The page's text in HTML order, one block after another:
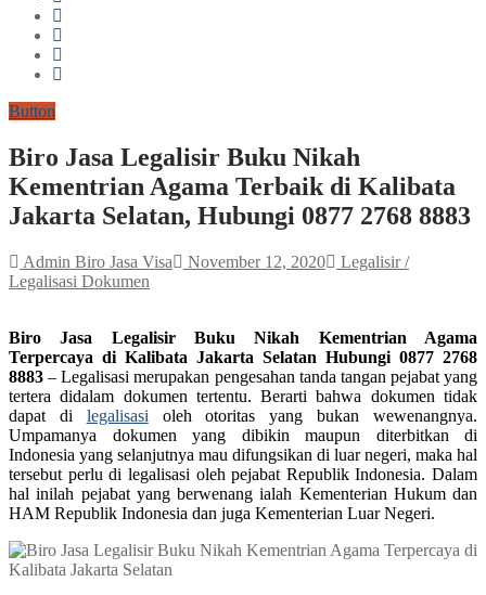
Button
Biro Jasa Legalisir Buku Nikah
Kementrian Agama Terbaik di Kalibata
Jakarta Selatan, Hubungi 0877 2768 8883
Admin Biro Jasa Visa November 12, 2020
Legalisir /
Legalisasi Dokumen
Biro Jasa Legalisir Buku Nikah Kementrian Agama
Terpercaya di Kalibata Jakarta Selatan Hubungi 0877 2768
8883 – Legalisasi merupakan pengesahan tanda tangan pejabat yang
tertera didalam dokumen tertentu. Berarti bahwa dokumen tidak
dapat di legalisasi oleh otoritas yang bukan wewenangnya.
Umpamanya dokumen yang dibikin maupun diterbitkan di
Indonesia yang selanjutnya mau difungsikan di luar negeri, maka hal
tersebut perlu di legalisasi oleh pejabat Republik Indonesia. Dalam
hal inilah pejabat yang berwenang ialah Kementerian Hukum dan
HAM Republik Indonesia dan juga Kementerian Luar Negeri.